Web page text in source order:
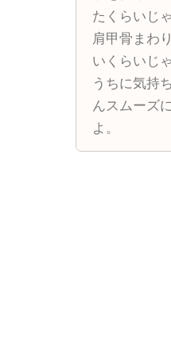
たくらいじ
肩甲骨まわ
いくらいじ
うちに気持
んスムーズ
よ。